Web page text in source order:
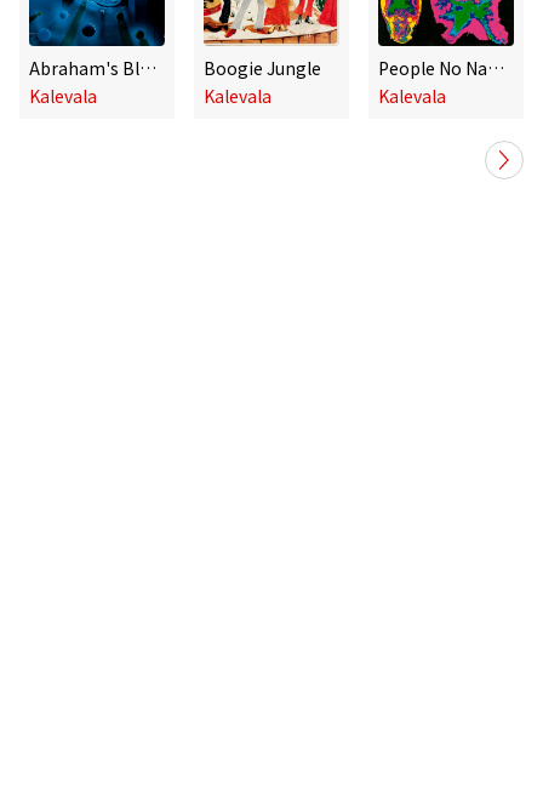
Abraham's Blue Refrain
Kalevala
Boogie Jungle
Kalevala
People No Names
Kalevala